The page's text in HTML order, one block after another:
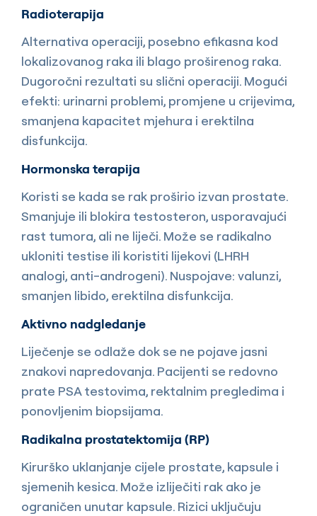
Radioterapija
Alternativa operaciji, posebno efikasna kod
lokalizovanog raka ili blago proširenog raka.
Dugoročni rezultati su slični operaciji. Mogući
efekti: urinarni problemi, promjene u crijevima,
smanjena kapacitet mjehura i erektilna
disfunkcija.
Hormonska terapija
Koristi se kada se rak proširio izvan prostate.
Smanjuje ili blokira testosteron, usporavajući
rast tumora, ali ne liječi. Može se radikalno
ukloniti testise ili koristiti lijekovi (LHRH
analogi, anti-androgeni). Nuspojave: valunzi,
smanjen libido, erektilna disfunkcija.
Aktivno nadgledanje
Liječenje se odlaže dok se ne pojave jasni
znakovi napredovanja. Pacijenti se redovno
prate PSA testovima, rektalnim pregledima i
ponovljenim biopsijama.
Radikalna prostatektomija (RP)
Kirurško uklanjanje cijele prostate, kapsule i
sjemenih kesica. Može izliječiti rak ako je
ograničen unutar kapsule. Rizici uključuju